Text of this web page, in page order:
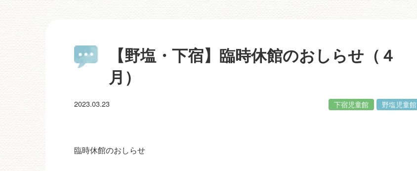
【野塩・下宿】臨時休館のおしらせ（４
月）
2023.03.23 下宿児童館 野塩児童館
臨時休館のおしらせ